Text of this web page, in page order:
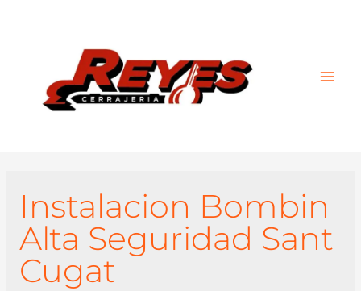
Instalacion Bombin
Alta Seguridad Sant
Cugat